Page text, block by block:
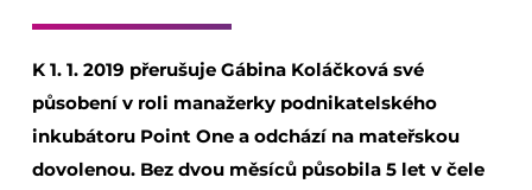
K 1. 1. 2019 přerušuje Gábina Koláčková své
působení v roli manažerky podnikatelského
inkubátoru Point One a odchází na mateřskou
dovolenou. Bez dvou měsíců působila 5 let v čele